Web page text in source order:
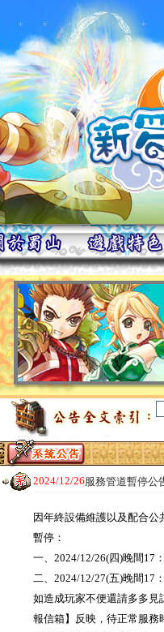
2024/12/26服務管道暫停公
因年終設備維護以及配合
暫停：
一、2024/12/26(四)晚間17
二、2024/12/27(五)晚間17
如造成玩家不便還請多多見
報信箱】反映，待正常服務